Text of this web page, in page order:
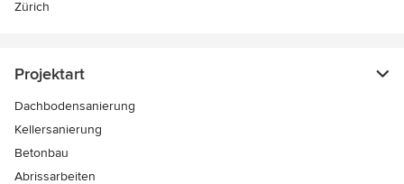
Zürich
Projektart
Dachbodensanierung
Kellersanierung
Betonbau
Abrissarbeiten